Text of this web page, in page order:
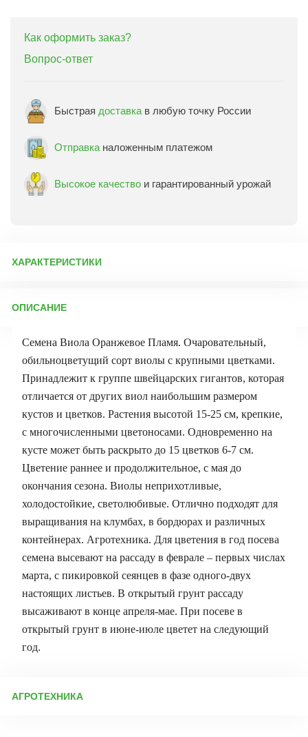
Как оформить заказ?
Вопрос-ответ
Быстрая доставка в любую точку России
Отправка наложенным платежом
Высокое качество и гарантированный урожай
ХАРАКТЕРИСТИКИ
Бренд товара:
Срок отправки:ежедневно
ОПИСАНИЕ
Семена Виола Оранжевое Пламя. Очаровательный,
обильноцветущий сорт виолы с крупными цветками.
Принадлежит к группе швейцарских гигантов, которая
отличается от других виол наибольшим размером
кустов и цветков. Растения высотой 15-25 см, крепкие,
с многочисленными цветоносами. Одновременно на
кусте может быть раскрыто до 15 цветков 6-7 см.
Цветение раннее и продолжительное, с мая до
окончания сезона. Виолы неприхотливые,
холодостойкие, светолюбивые. Отлично подходят для
выращивания на клумбах, в бордюрах и различных
контейнерах. Агротехника. Для цветения в год посева
семена высевают на рассаду в феврале – первых числах
марта, с пикировкой сеянцев в фазе одного-двух
настоящих листьев. В открытый грунт рассаду
высаживают в конце апреля-мае. При посеве в
открытый грунт в июне-июле цветет на следующий
год.
АГРОТЕХНИКА